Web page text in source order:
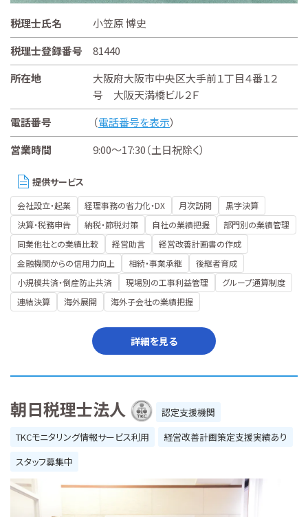
税理士氏名
小笠原 博史
税理士登録番号
81440
所在地
大阪府大阪市中央区大手前１丁目４番１２
号 大阪天満橋ビル２Ｆ
電話番号
（電話番号を表示）
営業時間
9:00～17:30（土日祝除く）
提供サービス
会社設立・起業 経理事務の省力化・DX 月次訪問
黒字決算
決算・税務申告
納税・節税対策 自社の業績把握
部門別の業績管理
同業他社との業績比較
経営助言
経営改善計画書の作成
金融機関からの信用力向上
相続・事業承継
後継者育成
小規模共済・倒産防止共済
現場別の工事利益管理
グループ通算制度
連結決算
海外展開 海外子会社の業績把握
詳細を見る
朝日税理士法人
認定支援機関
TKCモニタリング情報サービス利用
経営改善計画策定支援実績あり
スタッフ募集中